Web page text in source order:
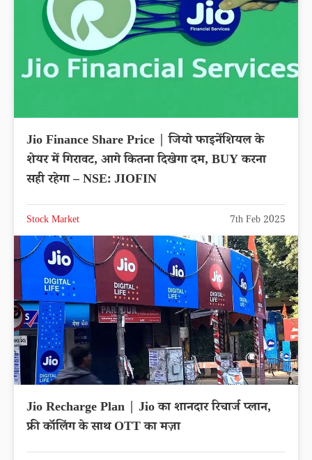
Jio Finance Share Price | जियो फाइनेंशियल के
शेयर में गिरावट, आगे कितना दिखेगा दम, BUY करना
सही रहेगा – NSE: JIOFIN
Stock Market 7th Feb 2025
Jio Recharge Plan | Jio का शानदार रिचार्ज प्लान,
फ्री कॉलिंग के साथ OTT का मज़ा